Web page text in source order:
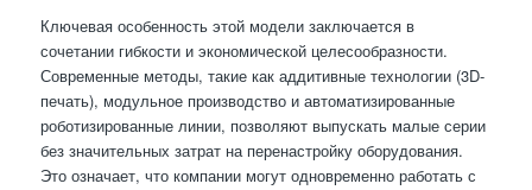
Ключевая особенность этой модели заключается в
сочетании гибкости и экономической целесообразности.
Современные методы, такие как аддитивные технологии (3D-
печать), модульное производство и автоматизированные
роботизированные линии, позволяют выпускать малые серии
без значительных затрат на перенастройку оборудования.
Это означает, что компании могут одновременно работать с